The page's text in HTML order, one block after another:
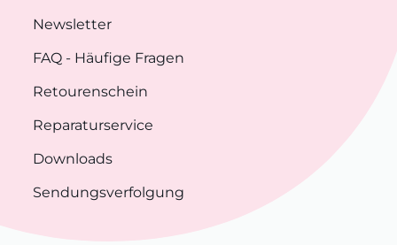
Newsletter
FAQ - Häufige Fragen
Retourenschein
Reparaturservice
Downloads
Sendungsverfolgung